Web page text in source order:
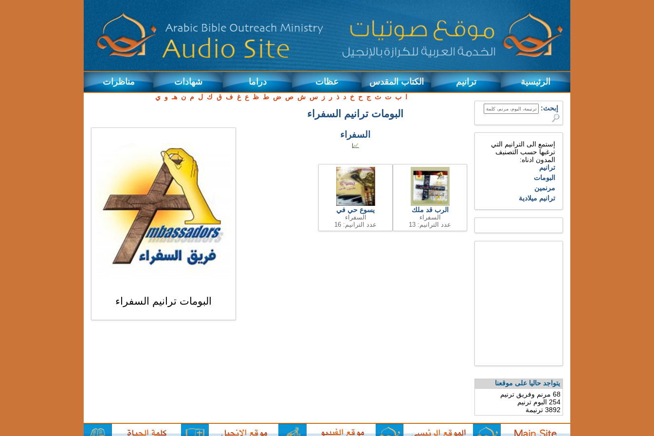
الرئيسية ترانيم الكتاب المقدس عظات دراما شهادات مناظرات
إبحث:
إستمع الى الترانيم التي
ترغبها حسب التصنيف
المدون ادناه:
ترانيم
البومات
مرنمين
ترانيم ميلادية
يتواجد حاليا على موقعنا
ب ت ث ج ح خ د ذ ر ز س ش ص ض ط ظ ع غ ف ق ك ل م ن هـ و ي
البومات ترانيم السفراء
السفراء
الرب قد ملك
السفراء
عدد الترانيم: 13
يسوع حي في
السفراء
عدد الترانيم: 16
البومات ترانيم السفراء